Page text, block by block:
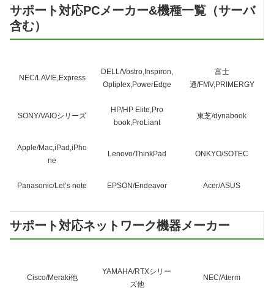
サポート対応PCメーカー&機種一覧（サーバ
含む）
NEC/LAVIE,Express
DELL/Vostro,Inspiron,
Optiplex,PowerEdge
富士
通/FMV,PRIMERGY
SONY/VAIOシリーズ
HP/HP Elite,Pro
book,ProLiant
東芝/dynabook
Apple/Mac,iPad,iPho
ne
Lenovo/ThinkPad ONKYO/SOTEC
Panasonic/Let’s note EPSON/Endeavor Acer/ASUS
サポート対応ネットワーク機器メーカー
Cisco/Meraki他
YAMAHA/RTXシリー
ズ他
NEC/Aterm